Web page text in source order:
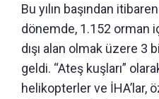
Bu yılın başından
dönemde, 1.152 orman
dışı alan olmak üzere 3
geldi. “Ateş kuşları”
helikopterler ve İHA’lar,